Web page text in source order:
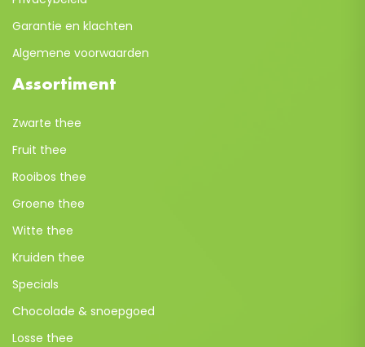
Garantie en klachten
Algemene voorwaarden
Assortiment
Zwarte thee
Fruit thee
Rooibos thee
Groene thee
Witte thee
Kruiden thee
Specials
Chocolade & snoepgoed
Losse thee